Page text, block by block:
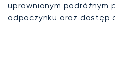
uprawnionym podróżnym
odpoczynku oraz dostęp